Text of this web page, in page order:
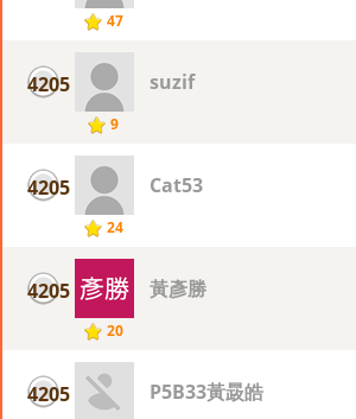
47
4205
9
suzif
4205
24
Cat53
4205
20
黃彥勝
4205 P5B33黃晸皓